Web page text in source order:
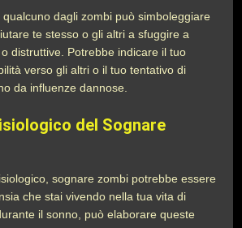
dagli zombi può simboleggiare
te stesso o gli altri a sfuggire a
distruttive. Potrebbe indicare il tuo
verso gli altri o il tuo tentativo di
da influenze dannose.
del Sognare
sognare zombi potrebbe essere
che stai vivendo nella tua vita di
il sonno, può elaborare queste